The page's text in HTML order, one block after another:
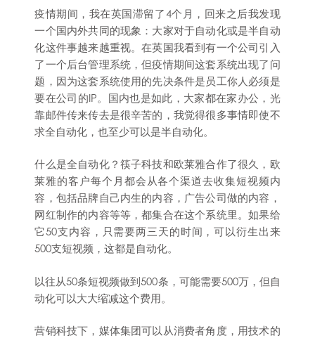
疫情期间，我在英国滞留了4个月，回来之后我发现
一个国内外共同的现象：大家对于自动化或是半自动
化这件事越来越重视。在英国我看到有一个公司引入
了一个后台管理系统，但疫情期间这套系统出现了问
题，因为这套系统使用的先决条件是员工你人必须是
要在公司的IP。国内也是如此，大家都在家办公，光
靠邮件传来传去是很辛苦的，我觉得很多事情即使不
求全自动化，也至少可以是半自动化。
什么是全自动化？筷子科技和欧莱雅合作了很久，欧
莱雅的客户每个月都会从各个渠道去收集短视频内
容，包括品牌自己内生的内容，广告公司做的内容，
网红制作的内容等等，都集合在这个系统里。如果给
它50支内容，只需要两三天的时间，可以衍生出来
500支短视频，这都是自动化。
以往从50条短视频做到500条，可能需要500万，但自
动化可以大大缩减这个费用。
营销科技下，媒体集团可以从消费者角度，用技术的